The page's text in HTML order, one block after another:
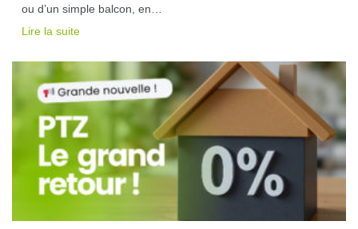
ou d’un simple balcon, en…
Lire la suite